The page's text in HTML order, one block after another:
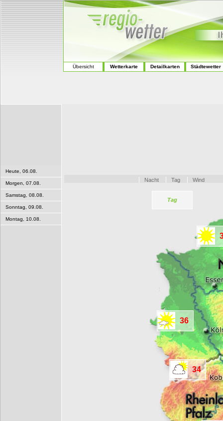
Übersicht Wetterkarte Detailkarten Städtewetter
Heute, 06.08.
Morgen, 07.08.
Samstag, 08.08.
Sonntag, 09.08.
Montag, 10.08.
Nacht Tag Wind
Tag
34
36